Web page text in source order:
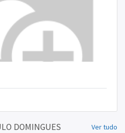
DOMINGUES Ver tudo